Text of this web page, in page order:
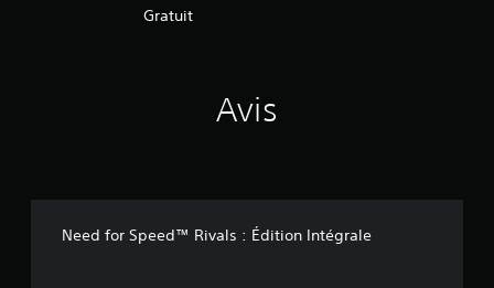
Gratuit
Avis
Need for Speed™ Rivals : Édition Intégrale